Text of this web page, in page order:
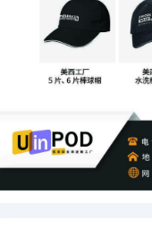
多数案件中，被告的证
况下，尽快推进和解应
后不久提出和解，通过
铺正常运营，有助于节
因高昂的诉讼成本影响
被告决定和解的，应确
严格审查和解协议，避